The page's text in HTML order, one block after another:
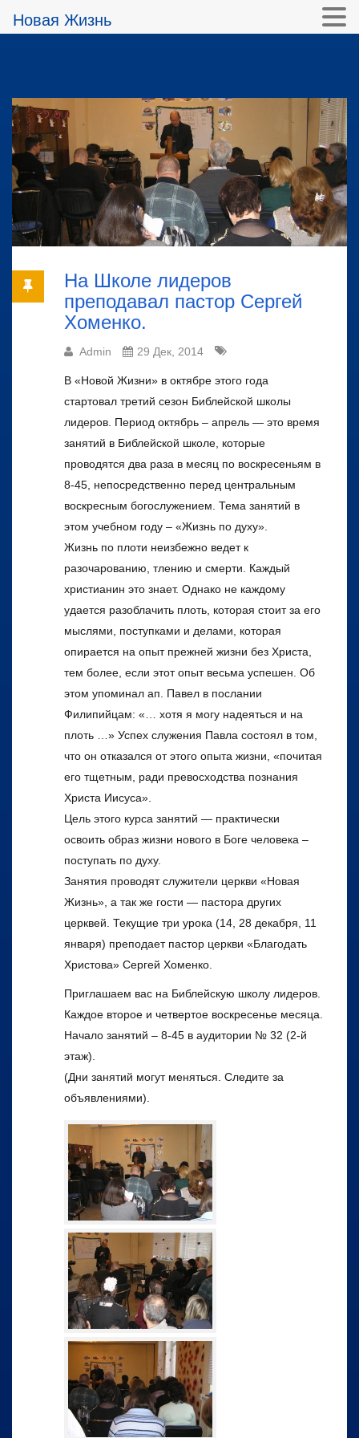
На Школе лидеров
преподавал пастор Сергей
Хоменко.
Admin 29 Дек, 2014
В «Новой Жизни» в октябре этого года
стартовал третий сезон Библейской школы
лидеров. Период октябрь – апрель — это время
занятий в Библейской школе, которые
проводятся два раза в месяц по воскресеньям в
8-45, непосредственно перед центральным
воскресным богослужением. Тема занятий в
этом учебном году – «Жизнь по духу».
Жизнь по плоти неизбежно ведет к
разочарованию, тлению и смерти. Каждый
христианин это знает. Однако не каждому
удается разоблачить плоть, которая стоит за его
мыслями, поступками и делами, которая
опирается на опыт прежней жизни без Христа,
тем более, если этот опыт весьма успешен. Об
этом упоминал ап. Павел в послании
Филипийцам: «… хотя я могу надеяться и на
плоть …» Успех служения Павла состоял в том,
что он отказался от этого опыта жизни, «почитая
его тщетным, ради превосходства познания
Христа Иисуса».
Цель этого курса занятий — практически
освоить образ жизни нового в Боге человека –
поступать по духу.
Занятия проводят служители церкви «Новая
Жизнь», а так же гости — пастора других
церквей. Текущие три урока (14, 28 декабря, 11
января) преподает пастор церкви «Благодать
Христова» Сергей Хоменко.
Приглашаем вас на Библейскую школу лидеров.
Каждое второе и четвертое воскресенье месяца.
Начало занятий – 8-45 в аудитории № 32 (2-й
этаж).
(Дни занятий могут меняться. Следите за
объявлениями).
Новая Жизнь